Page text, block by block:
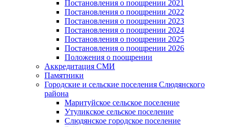
Постановления о поощрении 2021
Постановления о поощрении 2022
Постановления о поощрении 2023
Постановления о поощрении 2024
Постановления о поощрении 2025
Постановления о поощрении 2026
Положения о поощрении
Аккредитация СМИ
Памятники
Городские и сельские поселения Слюдянского
района
Маритуйское сельское поселение
Утуликское сельское поселение
Слюдянское городское поселение